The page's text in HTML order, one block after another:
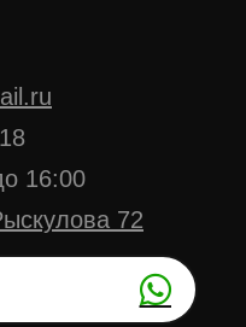
16:00
72